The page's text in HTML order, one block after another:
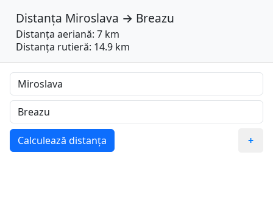
Distanța Miroslava → Breazu
Distanța aeriană: 7 km
Distanța rutieră: 14.9 km
Calculează distanța +